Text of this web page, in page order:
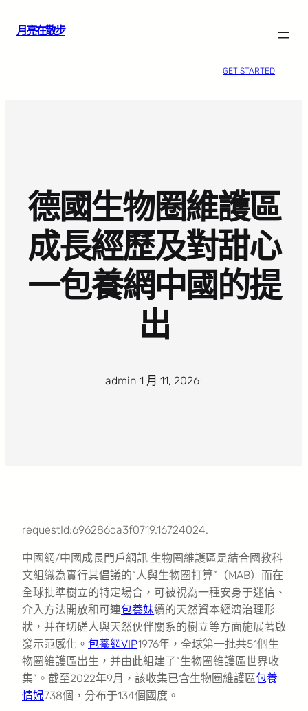
月亮在散步
GET STARTED
德國生物圈維護區
成長經歷及對甜心
一包養網中國的提
出
admin 1 月 11, 2026
requestId:696286da3f0719.16724024.
中國網/中國成長門戶網訊 生物圈維護區是結合國教科
文組織為實行其倡議的“人與生物圈打算”（MAB）而在
全球批準樹立的特定場合，可被視為一種安身于迷信、
介入方法開放和可連包養妹續的天然資本經濟治理形
狀，并在切磋人與天然伙伴關系的樹立等方面施展著啟
發示范感化。 包養網VIP1976年，全球第一批共51個生
物圈維護區出生，并由此組建了“生物圈維護區世界收
集”。截至2022年9月，該收集已含生物圈維護區包養
情婦738個，分布于134個國度。